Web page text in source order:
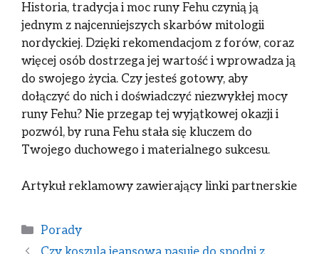
Historia, tradycja i moc runy Fehu czynią ją
jednym z najcenniejszych skarbów mitologii
nordyckiej. Dzięki rekomendacjom z forów, coraz
więcej osób dostrzega jej wartość i wprowadza ją
do swojego życia. Czy jesteś gotowy, aby
dołączyć do nich i doświadczyć niezwykłej mocy
runy Fehu? Nie przegap tej wyjątkowej okazji i
pozwól, by runa Fehu stała się kluczem do
Twojego duchowego i materialnego sukcesu.
Artykuł reklamowy zawierający linki partnerskie
Porady